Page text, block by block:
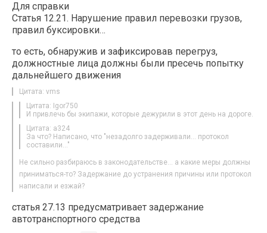
Для справки
Статья 12.21. Нарушение правил перевозки грузов,
правил буксировки…
то есть, обнаружив и зафиксировав перегруз,
должностные лица должны были пресечь попытку
дальнейшего движения
Цитата: vms
Цитата: Igor750
И привлечь бы экипажи, которые дежурили в этот день на дороге.
Цитата: a324
За что? Написано, что "незадолго задерживали… протокол
составили…"
Не сильно разбираюсь в законодательстве… а какие меры должны
приниматься-то? Задержание до устранения причины или протокол
написали и езжай?
статья 27.13 предусматривает задержание
автотранспортного средства